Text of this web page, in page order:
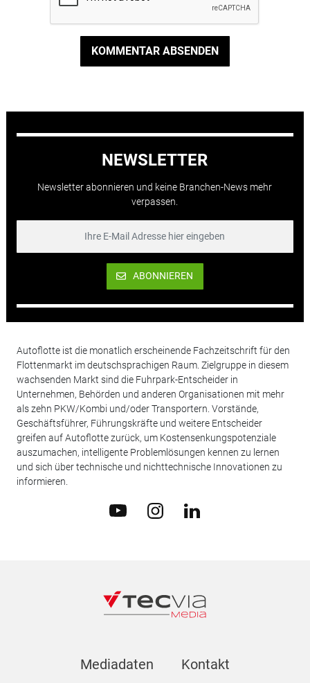
KOMMENTAR ABSENDEN
NEWSLETTER
Newsletter abonnieren und keine Branchen-News mehr
verpassen.
ABONNIEREN
Autoflotte ist die monatlich erscheinende Fachzeitschrift für den
Flottenmarkt im deutschsprachigen Raum. Zielgruppe in diesem
wachsenden Markt sind die Fuhrpark-Entscheider in
Unternehmen, Behörden und anderen Organisationen mit mehr
als zehn PKW/Kombi und/oder Transportern. Vorstände,
Geschäftsführer, Führungskräfte und weitere Entscheider
greifen auf Autoflotte zurück, um Kostensenkungspotenziale
auszumachen, intelligente Problemlösungen kennen zu lernen
und sich über technische und nichttechnische Innovationen zu
informieren.
Mediadaten Kontakt